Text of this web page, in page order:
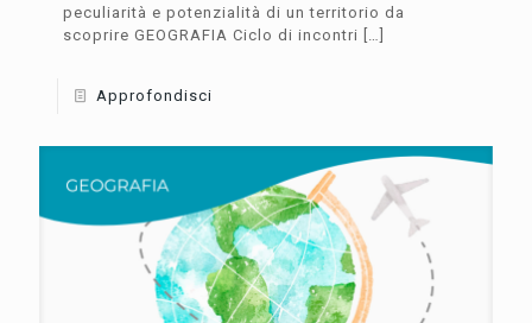
peculiarità e potenzialità di un territorio da
scoprire GEOGRAFIA Ciclo di incontri […]
Approfondisci